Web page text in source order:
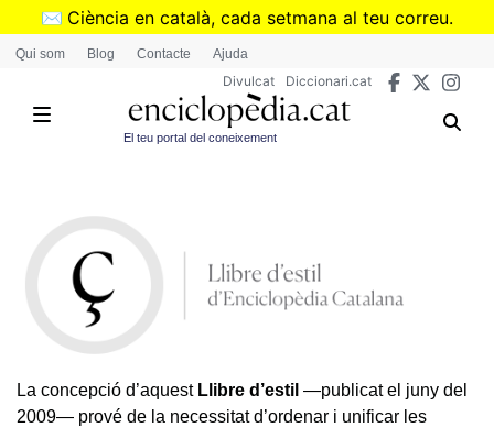
Vés
✉️ Ciència en català, cada setmana al teu correu.
➜Subscriu-te al butlletí de Divulcat
Qui som Blog Contacte Ajuda
Divulcat Diccionari.cat
El teu portal del coneixement
La concepció d’aquest Llibre d’estil ―publicat el juny del
2009― prové de la necessitat d’ordenar i unificar les